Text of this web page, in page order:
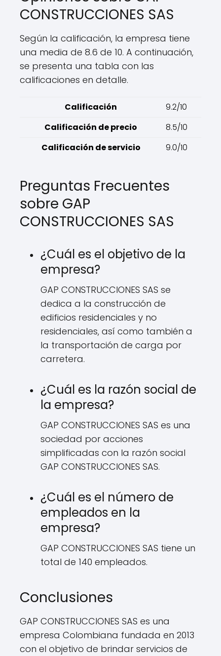
CONSTRUCCIONES SAS
Según la calificación, la empresa tiene
una media de 8.6 de 10. A continuación,
se presenta una tabla con las
calificaciones en detalle.
Calificación
9.2/10
Calificación de precio
8.5/10
Calificación de servicio
9.0/10
Preguntas Frecuentes
sobre GAP
CONSTRUCCIONES SAS
¿Cuál es el objetivo de la
empresa?
GAP CONSTRUCCIONES SAS se
dedica a la construcción de
edificios residenciales y no
residenciales, así como también a
la transportación de carga por
carretera.
¿Cuál es la razón social de
la empresa?
GAP CONSTRUCCIONES SAS es una
sociedad por acciones
simplificadas con la razón social
GAP CONSTRUCCIONES SAS.
¿Cuál es el número de
empleados en la
empresa?
GAP CONSTRUCCIONES SAS tiene un
total de 140 empleados.
Conclusiones
GAP CONSTRUCCIONES SAS es una
empresa Colombiana fundada en 2013
con el objetivo de brindar servicios de